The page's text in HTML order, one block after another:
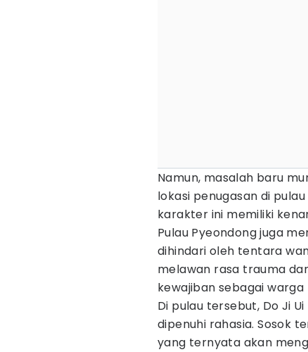
Namun, masalah baru
lokasi penugasan di
karakter ini memiliki
Pulau Pyeondong juga
dihindari oleh tentara
melawan rasa trauma
kewajiban sebagai
Di pulau tersebut, Do Ji
dipenuhi rahasia. Sosok
yang ternyata akan